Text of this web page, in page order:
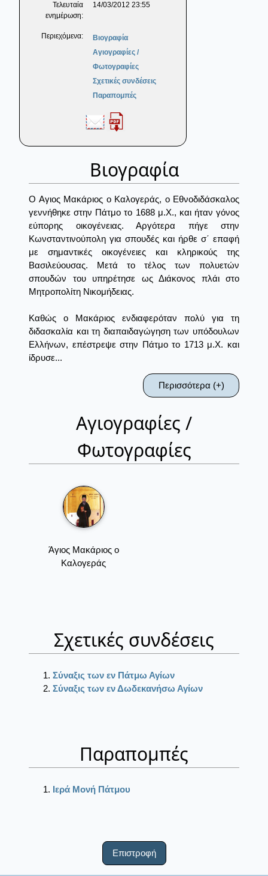
Τελευταία
ενημέρωση:
14/03/2012 23:55
Περιεχόμενα:
Βιογραφία
Αγιογραφίες /
Φωτογραφίες
Σχετικές συνδέσεις
Παραπομπές
Βιογραφία
Ο Αγιος Μακάριος ο Καλογεράς, ο Εθνοδιδάσκαλος
γεννήθηκε στην Πάτμο το 1688 μ.Χ., και ήταν γόνος
εύπορης οικογένειας. Αργότερα πήγε στην
Κωνσταντινούπολη για σπουδές και ήρθε σ΄ επαφή
με σημαντικές οικογένειες και κληρικούς της
Βασιλεύουσας. Μετά το τέλος των πολυετών
σπουδών του υπηρέτησε ως Διάκονος πλάι στο
Μητροπολίτη Νικομήδειας.
Καθώς ο Μακάριος ενδιαφερόταν πολύ για τη
διδασκαλία και τη διαπαιδαγώγηση των υπόδουλων
Ελλήνων, επέστρεψε στην Πάτμο το 1713 μ.Χ. και
ίδρυσε...
Περισσότερα (+)
Αγιογραφίες /
Φωτογραφίες
Άγιος Μακάριος ο
Καλογεράς
Σχετικές συνδέσεις
Σύναξις των εν Πάτμω Αγίων
Σύναξις των εν Δωδεκανήσω Αγίων
Παραπομπές
Ιερά Μονή Πάτμου
Επιστροφή